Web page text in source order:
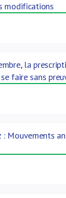
modifications
la
faire sans
Mouvements